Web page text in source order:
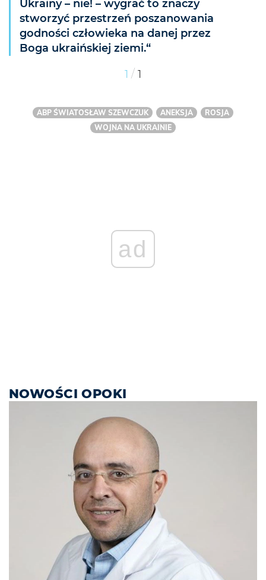
Ukrainy – nie! – wygrać to znaczy
stworzyć przestrzeń poszanowania
godności człowieka na danej przez
Boga ukraińskiej ziemi.“
1 / 1
ABP ŚWIATOSŁAW SZEWCZUK ANEKSJA
ROSJA
WOJNA NA UKRAINIE
ad
NOWOŚCI OPOKI